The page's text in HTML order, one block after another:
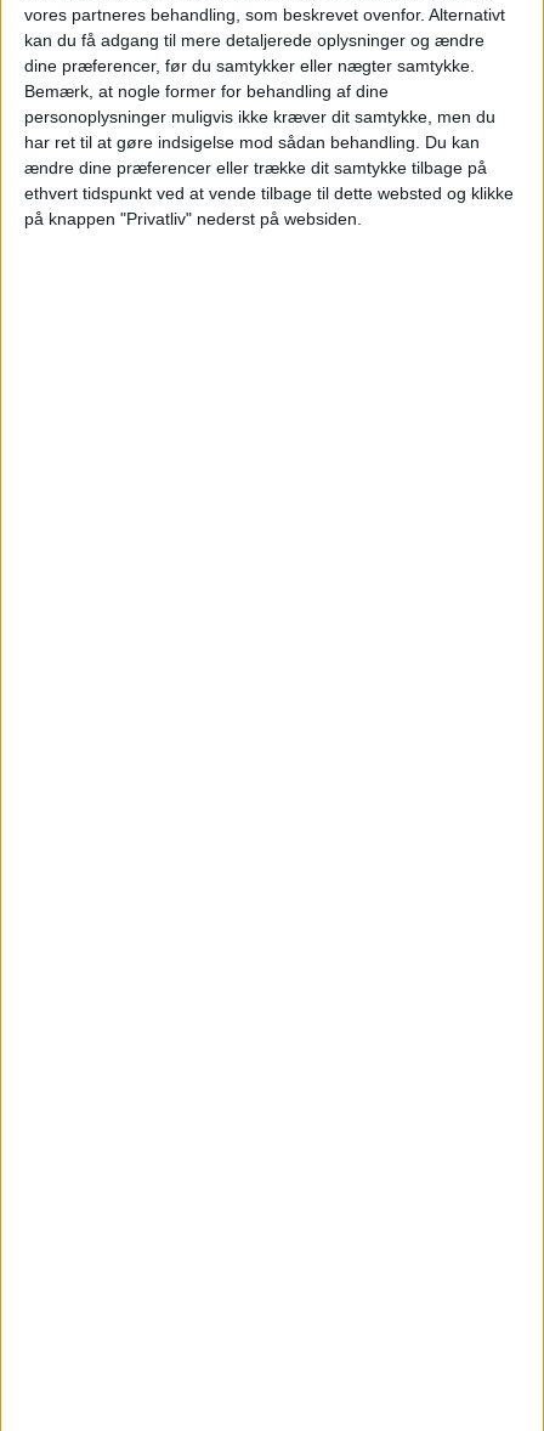
vores partneres behandling, som beskrevet ovenfor. Alternativt
kan du få adgang til mere detaljerede oplysninger og ændre
dine præferencer, før du samtykker eller nægter samtykke.
Bemærk, at nogle former for behandling af dine
personoplysninger muligvis ikke kræver dit samtykke, men du
har ret til at gøre indsigelse mod sådan behandling.
Du kan
ændre dine præferencer eller trække dit samtykke tilbage på
ethvert tidspunkt ved at vende tilbage til dette websted og klikke
på knappen "Privatliv" nederst på websiden.
Apollo Global Management overtager Easyjet for
5,7 milliarder pund efter måneder med budkamp
om det britiske lavprisselskab.
Her kan du opleve total
solformørkelse